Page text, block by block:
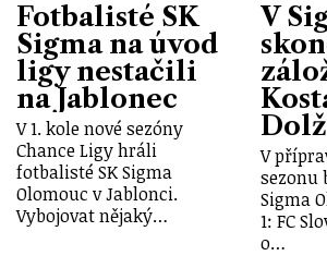
Fotbalisté SK
Sigma na úvod
ligy nestačili
na Jablonec
V 1. kole nové sezóny
Chance Ligy hráli
fotbalisté SK Sigma
Olomouc v Jablonci.
Vybojovat nějaký…
V
V
sezonu
Sigma
1: FC
o…